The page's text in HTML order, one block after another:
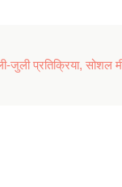
जुली प्रतिक्रिया, सोशल